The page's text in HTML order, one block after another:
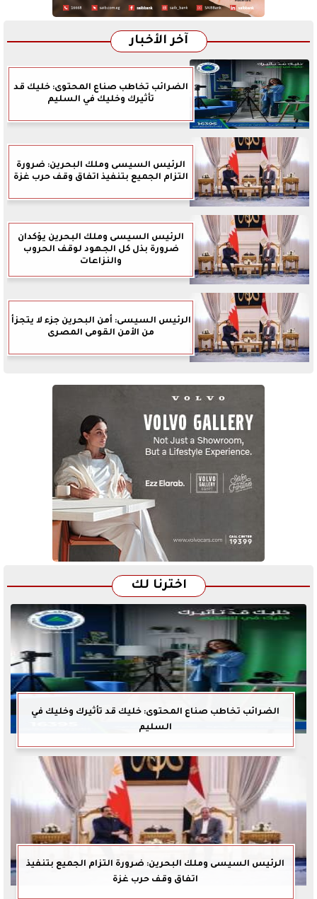
آخر الأخبار
الضرائب تخاطب صناع المحتوى: خليك قد
تأثيرك وخليك في السليم
الرئيس السيسى وملك البحرين: ضرورة
التزام الجميع بتنفيذ اتفاق وقف حرب غزة
الرئيس السيسى وملك البحرين يؤكدان
ضرورة بذل كل الجهود لوقف الحروب
والنزاعات
الرئيس السيسى: أمن البحرين جزء لا يتجزأ
من الأمن القومى المصرى
اخترنا لك
الضرائب تخاطب صناع المحتوى: خليك قد تأثيرك وخليك في
السليم
الرئيس السيسى وملك البحرين: ضرورة التزام الجميع بتنفيذ
اتفاق وقف حرب غزة